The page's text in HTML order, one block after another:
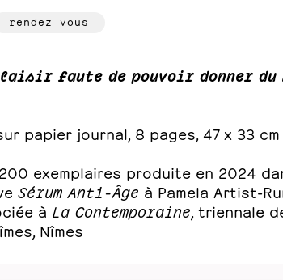
rendez-vous
faute de pouvoir donner du
papier journal, 8 pages, 47 x 33 cm
exemplaires produite en 2024
Sérum Anti-Âge à Pamela Artist-
à La Contemporaine , triennale
Nîmes